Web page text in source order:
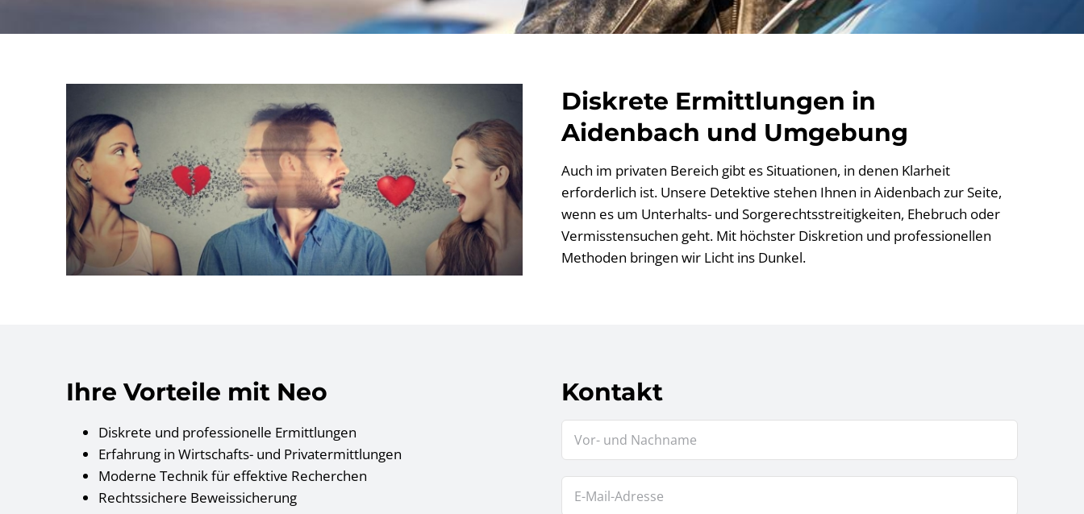
Diskrete Ermittlungen in
Aidenbach und Umgebung
Auch im privaten Bereich gibt es Situationen, in denen Klarheit
erforderlich ist. Unsere Detektive stehen Ihnen in Aidenbach zur Seite,
wenn es um Unterhalts- und Sorgerechtsstreitigkeiten, Ehebruch oder
Vermisstensuchen geht. Mit höchster Diskretion und professionellen
Methoden bringen wir Licht ins Dunkel.
Ihre Vorteile mit Neo
Diskrete und professionelle Ermittlungen
Erfahrung in Wirtschafts- und Privatermittlungen
Moderne Technik für effektive Recherchen
Rechtssichere Beweissicherung
Kontakt